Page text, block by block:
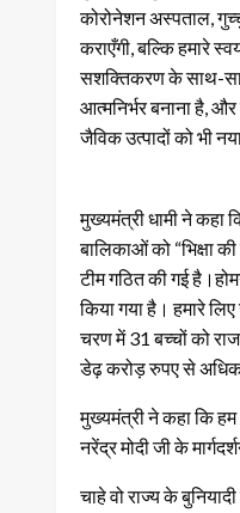
कोरोनेशन अस्पताल,
कराएँगी, बल्कि हमारे
सशक्तिकरण के साथ-साथ
आत्मनिर्भर बनाना है,
जैविक उत्पादों को भी
मुख्यमंत्री धामी ने कहा
बालिकाओं को “भिक्षा
टीम गठित की गई
किया गया है। हमारे
चरण में 31 बच्चों को
डेढ़ करोड़ रुपए से अधिक
मुख्यमंत्री ने कहा कि
नरेंद्र मोदी जी के
चाहे वो राज्य के